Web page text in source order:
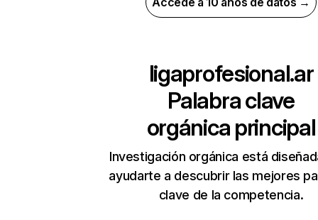
ligaprofesional.ar
Palabra clave
orgánica principal
Investigación orgánica está
ayudarte a descubrir las mejores
clave de la competencia.